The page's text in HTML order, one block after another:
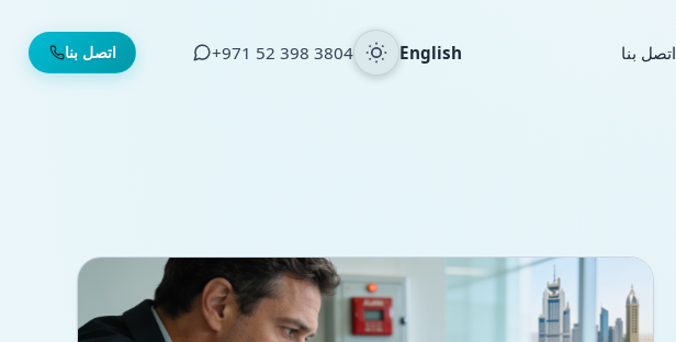
اتصل بنا اتصل بنا English
⁦+971 52 398 3804⁩